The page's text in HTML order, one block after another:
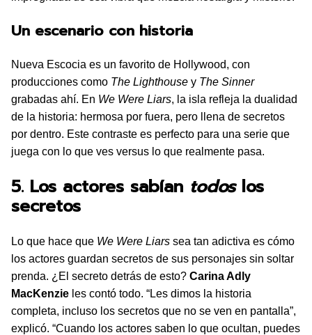
Un escenario con historia
Nueva Escocia es un favorito de Hollywood, con
producciones como The Lighthouse y The Sinner
grabadas ahí. En We Were Liars, la isla refleja la dualidad
de la historia: hermosa por fuera, pero llena de secretos
por dentro. Este contraste es perfecto para una serie que
juega con lo que ves versus lo que realmente pasa.
5. Los actores sabían todoslos
secretos
Lo que hace que We Were Liars sea tan adictiva es cómo
los actores guardan secretos de sus personajes sin soltar
prenda. ¿El secreto detrás de esto? Carina Adly
MacKenzie les contó todo. “Les dimos la historia
completa, incluso los secretos que no se ven en pantalla”,
explicó. “Cuando los actores saben lo que ocultan, puedes